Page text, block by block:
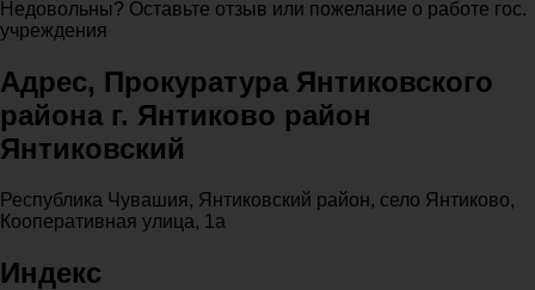
Недовольны? Оставьте отзыв или пожелание о работе гос.
учреждения
Адрес, Прокуратура Янтиковского
района г. Янтиково район
Янтиковский
Республика Чувашия, Янтиковский район, село Янтиково,
Кооперативная улица, 1а
Индекс